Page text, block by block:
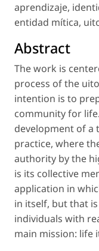
aprendizaje,
entidad mítica,
Abstract
The work is
process of the
intention is to
community for
development of a
practice, where
authority by the
is its collective
application in
in itself, but that
individuals with
main mission: life